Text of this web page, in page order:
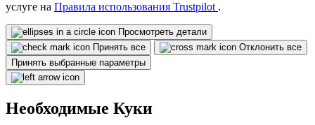
услуге на Правила использования Trustpilot .
Просмотреть детали
Принять все
Отклонить все
Принять выбранные параметры
Необходимые Куки